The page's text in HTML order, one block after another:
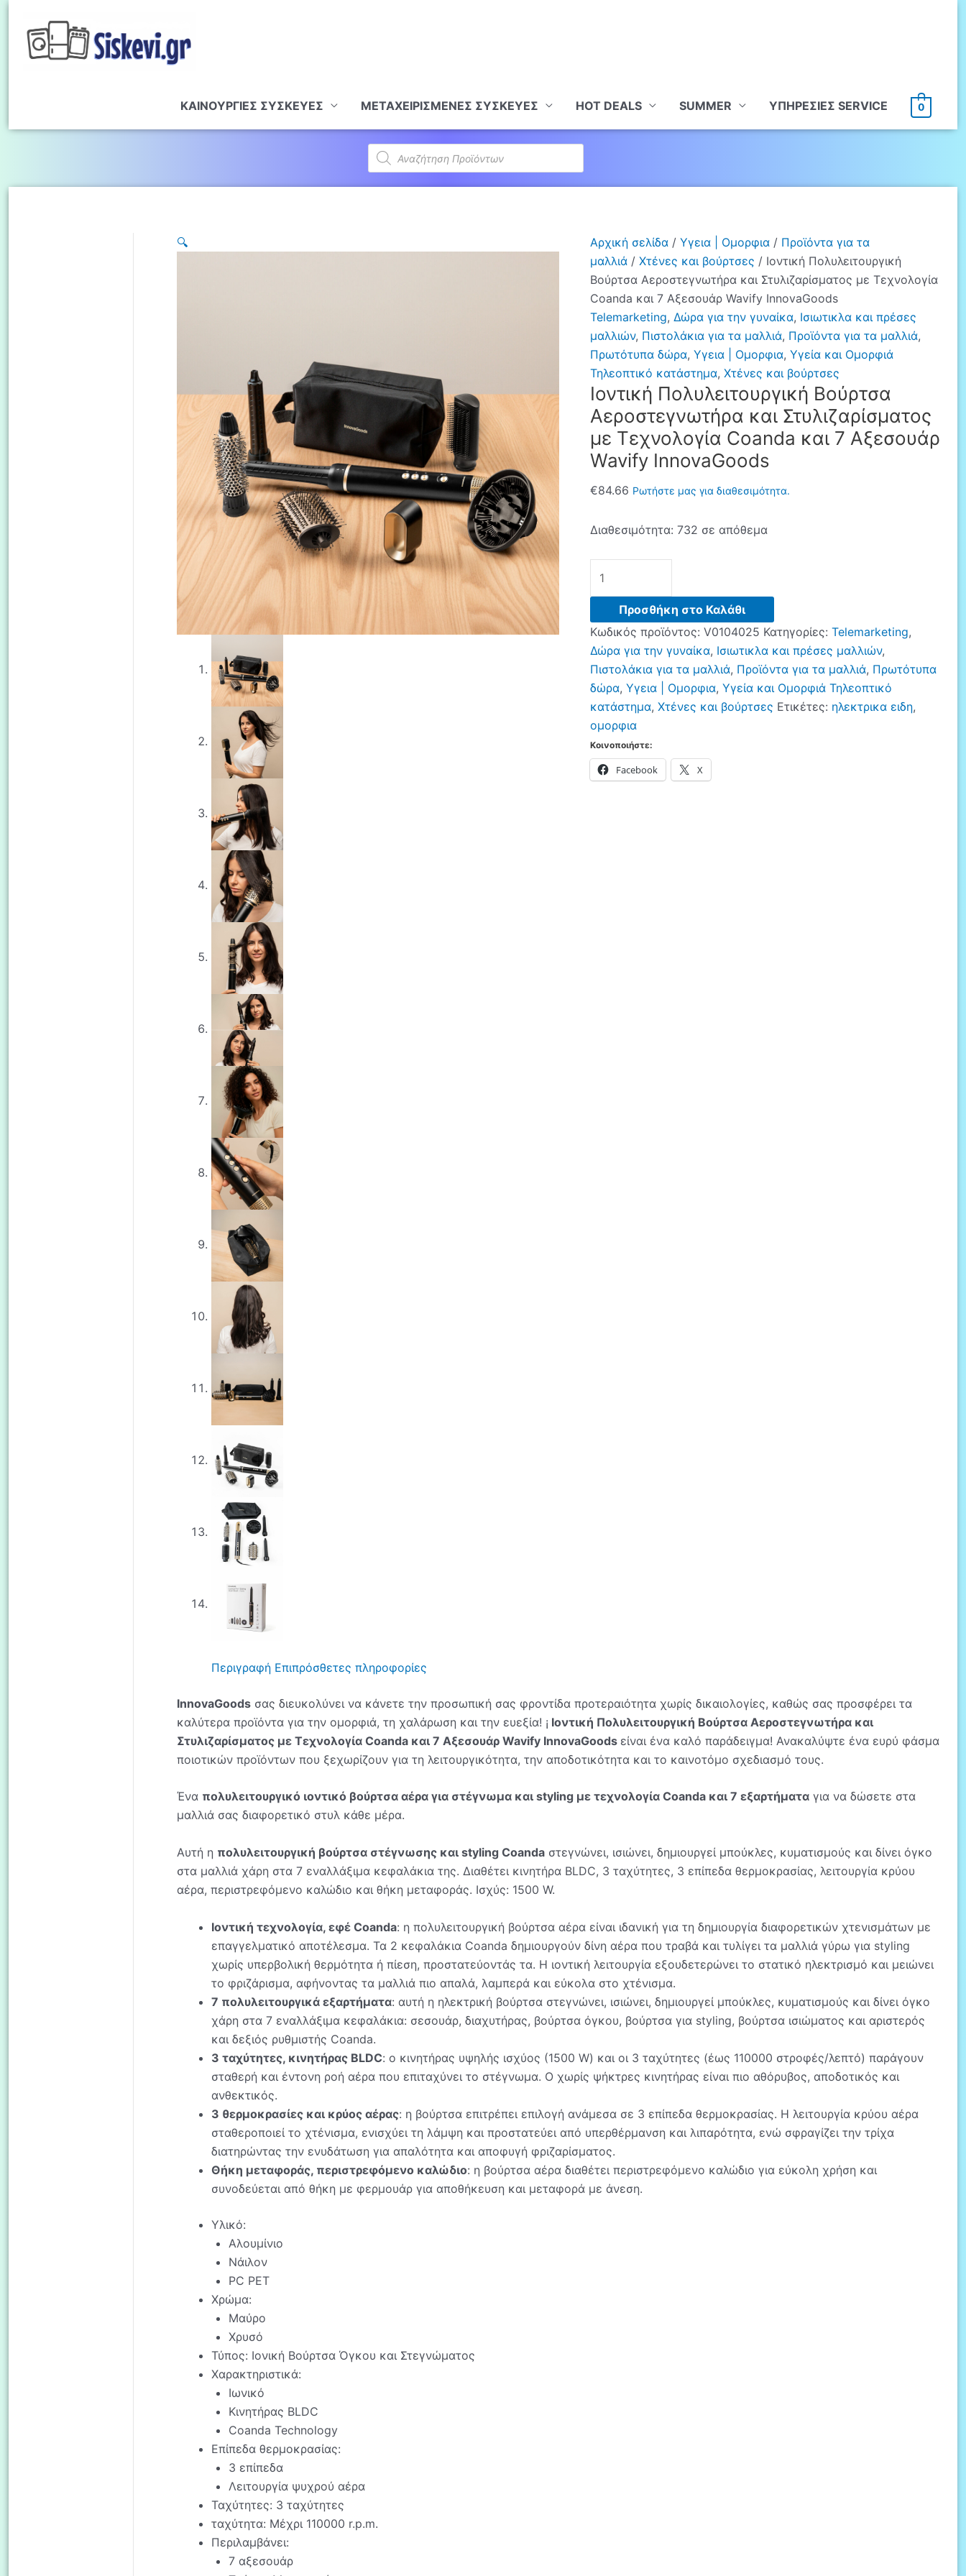
ΚΑΙΝΟΥΡΓΙΕΣ ΣΥΣΚΕΥΕΣ ΜΕΤΑΧΕΙΡΙΣΜΕΝΕΣ ΣΥΣΚΕΥΕΣ HOT DEALS SUMMER ΥΠHΡΕΣΙΕΣ SERVICE 0
Products
search
🔍 Αρχική σελίδα/ Υγεια | Ομορφια/ Προϊόντα για τα
μαλλιά/ Χτένες και βούρτσες / Ιοντική Πολυλειτουργική
Βούρτσα Αεροστεγνωτήρα και Στυλιζαρίσματος με Τεχνολογία
Coanda και 7 Αξεσουάρ Wavify InnovaGoods
Telemarketing, Δώρα για την γυναίκα, Ισιωτικλα και πρέσες
μαλλιών, Πιστολάκια για τα μαλλιά, Προϊόντα για τα μαλλιά,
Πρωτότυπα δώρα, Υγεια | Ομορφια, Υγεία και Ομορφιά
Τηλεοπτικό κατάστημα, Χτένες και βούρτσες
Ιοντική Πολυλειτουργική Βούρτσα
Αεροστεγνωτήρα και Στυλιζαρίσματος
με Τεχνολογία Coanda και 7 Αξεσουάρ
Wavify InnovaGoods
€84.66 Ρωτήστε μας για διαθεσιμότητα.
Διαθεσιμότητα: 732 σε απόθεμα
Πολυλειτουργική
Βούρτσα
Αεροστεγνωτήρα
και
Στυλιζαρίσματος
με
Τεχνολογία
και
7
Αξεσουάρ
Προσθήκη στο Καλάθι
Κωδικός προϊόντος: V0104025 Κατηγορίες: Telemarketing,
Δώρα για την γυναίκα, Ισιωτικλα και πρέσες μαλλιών,
Πιστολάκια για τα μαλλιά, Προϊόντα για τα μαλλιά, Πρωτότυπα
δώρα, Υγεια | Ομορφια, Υγεία και Ομορφιά Τηλεοπτικό
κατάστημα, Χτένες και βούρτσες Ετικέτες: ηλεκτρικα ειδη,
ομορφια
Κοινοποιήστε:
Facebook X
Περιγραφή Επιπρόσθετες πληροφορίες
InnovaGoodsσας διευκολύνει να κάνετε την προσωπική σας φροντίδα προτεραιότητα χωρίς δικαιολογίες, καθώς σας προσφέρει τα
καλύτερα προϊόντα για την ομορφιά, τη χαλάρωση και την ευεξία! ¡ Ιοντική Πολυλειτουργική Βούρτσα Αεροστεγνωτήρα και
Στυλιζαρίσματος με Τεχνολογία Coanda και 7 Αξεσουάρ Wavify InnovaGoods είναι ένα καλό παράδειγμα! Ανακαλύψτε ένα ευρύ φάσμα
ποιοτικών προϊόντων που ξεχωρίζουν για τη λειτουργικότητα, την αποδοτικότητα και το καινοτόμο σχεδιασμό τους.
Ένα πολυλειτουργικό ιοντικό βούρτσα αέρα για στέγνωμα και styling με τεχνολογία Coanda και 7 εξαρτήματαγια να δώσετε στα
μαλλιά σας διαφορετικό στυλ κάθε μέρα.
Αυτή η πολυλειτουργική βούρτσα στέγνωσης και styling Coandaστεγνώνει, ισιώνει, δημιουργεί μπούκλες, κυματισμούς και δίνει όγκο
στα μαλλιά χάρη στα 7 εναλλάξιμα κεφαλάκια της. Διαθέτει κινητήρα BLDC, 3 ταχύτητες, 3 επίπεδα θερμοκρασίας, λειτουργία κρύου
αέρα, περιστρεφόμενο καλώδιο και θήκη μεταφοράς. Ισχύς: 1500 W.
Ιοντική τεχνολογία, εφέ Coanda: η πολυλειτουργική βούρτσα αέρα είναι ιδανική για τη δημιουργία διαφορετικών χτενισμάτων με
επαγγελματικό αποτέλεσμα. Τα 2 κεφαλάκια Coanda δημιουργούν δίνη αέρα που τραβά και τυλίγει τα μαλλιά γύρω για styling
χωρίς υπερβολική θερμότητα ή πίεση, προστατεύοντάς τα. Η ιοντική λειτουργία εξουδετερώνει το στατικό ηλεκτρισμό και μειώνει
το φριζάρισμα, αφήνοντας τα μαλλιά πιο απαλά, λαμπερά και εύκολα στο χτένισμα.
7 πολυλειτουργικά εξαρτήματα: αυτή η ηλεκτρική βούρτσα στεγνώνει, ισιώνει, δημιουργεί μπούκλες, κυματισμούς και δίνει όγκο
χάρη στα 7 εναλλάξιμα κεφαλάκια: σεσουάρ, διαχυτήρας, βούρτσα όγκου, βούρτσα για styling, βούρτσα ισιώματος και αριστερός
και δεξιός ρυθμιστής Coanda.
3 ταχύτητες, κινητήρας BLDC: ο κινητήρας υψηλής ισχύος (1500 W) και οι 3 ταχύτητες (έως 110000 στροφές/λεπτό) παράγουν
σταθερή και έντονη ροή αέρα που επιταχύνει το στέγνωμα. Ο χωρίς ψήκτρες κινητήρας είναι πιο αθόρυβος, αποδοτικός και
ανθεκτικός.
3 θερμοκρασίες και κρύος αέρας: η βούρτσα επιτρέπει επιλογή ανάμεσα σε 3 επίπεδα θερμοκρασίας. Η λειτουργία κρύου αέρα
σταθεροποιεί το χτένισμα, ενισχύει τη λάμψη και προστατεύει από υπερθέρμανση και λιπαρότητα, ενώ σφραγίζει την τρίχα
διατηρώντας την ενυδάτωση για απαλότητα και αποφυγή φριζαρίσματος.
Θήκη μεταφοράς, περιστρεφόμενο καλώδιο: η βούρτσα αέρα διαθέτει περιστρεφόμενο καλώδιο για εύκολη χρήση και
συνοδεύεται από θήκη με φερμουάρ για αποθήκευση και μεταφορά με άνεση.
Υλικό:
Αλουμίνιο
Νάιλον
PC PET
Χρώμα:
Μαύρο
Χρυσό
Τύπος: Ιονική Βούρτσα Όγκου και Στεγνώματος
Χαρακτηριστικά:
Ιωνικό
Κινητήρας BLDC
Coanda Technology
Επίπεδα θερμοκρασίας:
3 επίπεδα
Λειτουργία ψυχρού αέρα
Ταχύτητες: 3 ταχύτητες
ταχύτητα: Μέχρι 110000 r.p.m.
Περιλαμβάνει:
7 αξεσουάρ